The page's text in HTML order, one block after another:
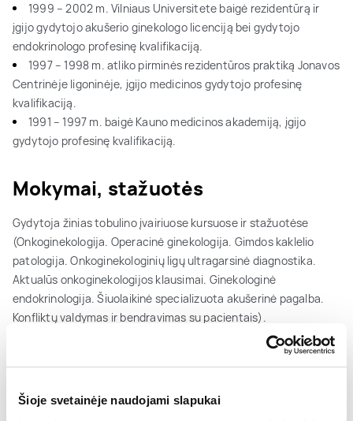
Šioje svetainėje naudojami slapukai
1999 – 2002 m. Vilniaus Universitete baigė rezidentūrą ir
įgijo gydytojo akušerio ginekologo licenciją bei gydytojo
endokrinologo profesinę kvalifikaciją.
1997 – 1998 m. atliko pirminės rezidentūros praktiką Jonavos
Centrinėje ligoninėje, įgijo medicinos gydytojo profesinę
kvalifikaciją.
1991 – 1997 m. baigė Kauno medicinos akademiją, įgijo
gydytojo profesinę kvalifikaciją.
Mokymai, stažuotės
Gydytoja žinias tobulino įvairiuose kursuose ir stažuotėse
(Onkoginekologija. Operacinė ginekologija. Gimdos kaklelio
patologija. Onkoginekologinių ligų ultragarsinė diagnostika.
Aktualūs onkoginekologijos klausimai. Ginekologinė
endokrinologija. Šiuolaikinė specializuota akušerinė pagalba.
Konfliktų valdymas ir bendravimas su pacientais).
Asociacijos
Lietuvos Akušerių ginekologų draugijos narė.